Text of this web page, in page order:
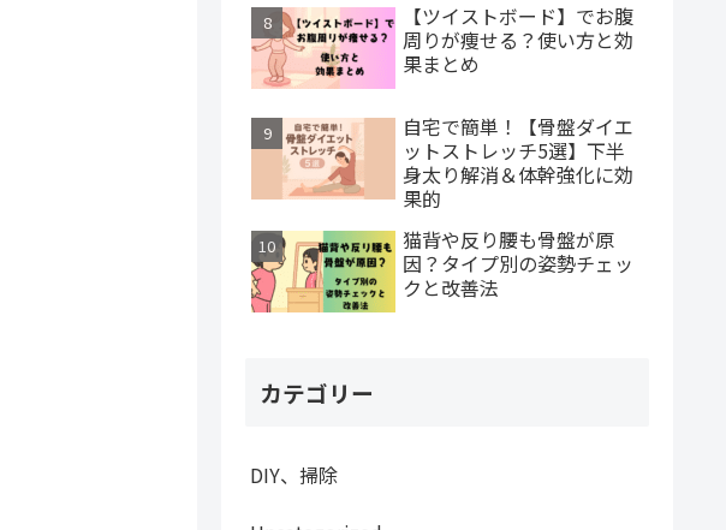
【ツイストボード】でお腹
周りが痩せる？使い方と効
果まとめ
自宅で簡単！【骨盤ダイエ
ットストレッチ5選】下半
身太り解消＆体幹強化に効
果的
猫背や反り腰も骨盤が原
因？タイプ別の姿勢チェッ
クと改善法
カテゴリー
DIY、掃除